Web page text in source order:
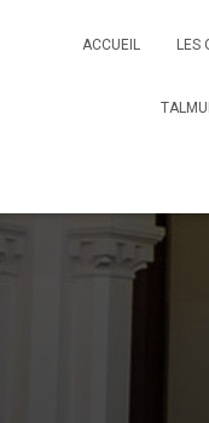
ACCUEIL LES